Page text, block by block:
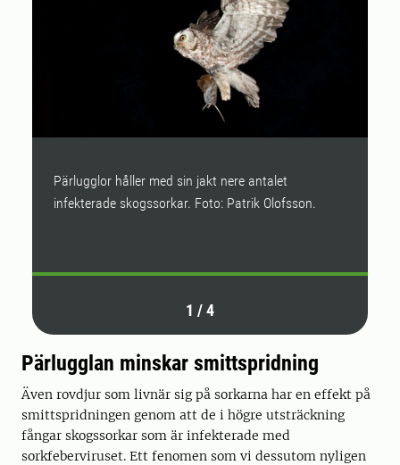
Pärlugglor håller med sin jakt nere antalet
infekterade skogssorkar. Foto: Patrik Olofsson.
1 /4
Pärlugglan minskar smittspridning
Även rovdjur som livnär sig på sorkarna har en effekt på
smittspridningen genom att de i högre utsträckning
fångar skogssorkar som är infekterade med
sorkfeberviruset. Ett fenomen som vi dessutom nyligen